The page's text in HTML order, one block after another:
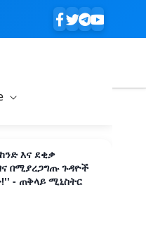
እና ደቂቃ
በሚያረጋግጡ ጉዳዮች
- ጠቅላይ ሚኒስትር